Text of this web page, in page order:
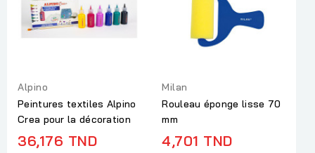
Alpino
Peintures textiles Alpino
Crea pour la décoration
36,176 TND
Milan
Rouleau éponge lisse 70
mm
4,701 TND